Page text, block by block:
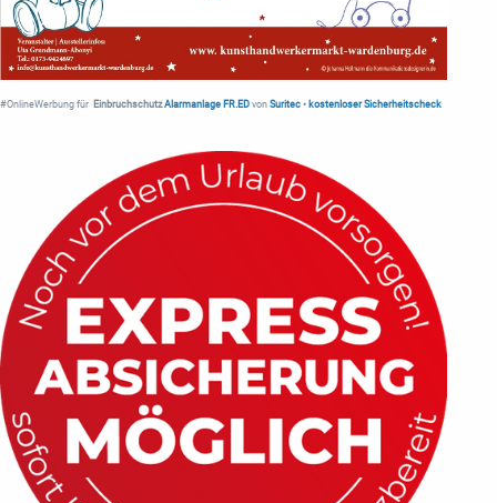
#OnlineWerbung für Einbruchschutz Alarmanlage FR.ED von Suritec • kostenloser Sicherheitscheck